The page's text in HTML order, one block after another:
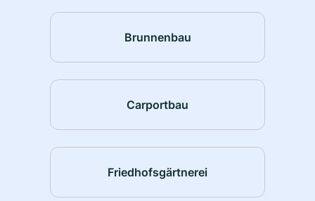
Brunnenbau
Carportbau
Friedhofsgärtnerei